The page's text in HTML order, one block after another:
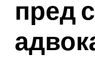
пред